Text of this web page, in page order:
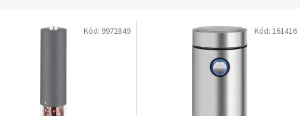
Kód: 9972849 Kód: 161416